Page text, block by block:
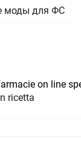
моды для ФС
on line
con ricetta